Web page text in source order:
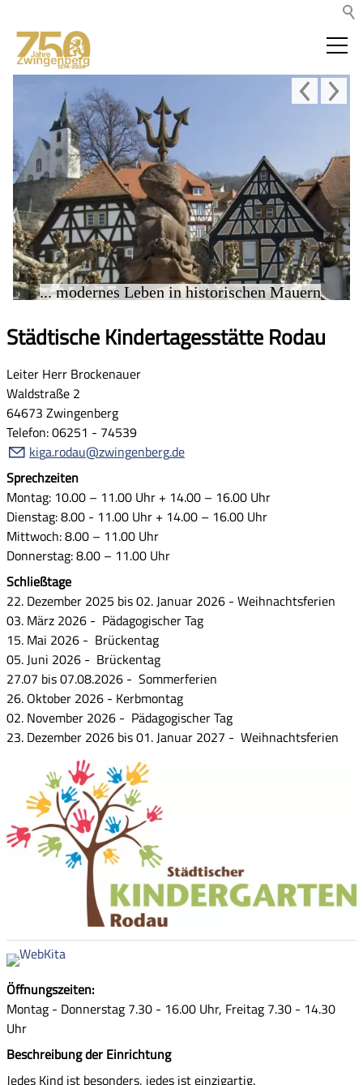
... modernes Leben in historischen Mauern
Städtische Kindertagesstätte Rodau
Leiter Herr Brockenauer
Waldstraße 2
64673 Zwingenberg
Telefon: 06251 - 74539
k g r d zw ng nb rgd
Sprechzeiten
Montag: 10.00 – 11.00 Uhr + 14.00 – 16.00 Uhr
Dienstag: 8.00 - 11.00 Uhr + 14.00 – 16.00 Uhr
Mittwoch: 8.00 – 11.00 Uhr
Donnerstag: 8.00 – 11.00 Uhr
Schließtage
22. Dezember 2025 bis 02. Januar 2026 - Weihnachtsferien
03. März 2026 - Pädagogischer Tag
15. Mai 2026 - Brückentag
05. Juni 2026 - Brückentag
27.07 bis 07.08.2026 - Sommerferien
26. Oktober 2026 - Kerbmontag
02. November 2026 - Pädagogischer Tag
23. Dezember 2026 bis 01. Januar 2027 - Weihnachtsferien
Öffnungszeiten:
Montag - Donnerstag 7.30 - 16.00 Uhr, Freitag 7.30 - 14.30
Uhr
Beschreibung der Einrichtung
Jedes Kind ist besonders, jedes ist einzigartig.